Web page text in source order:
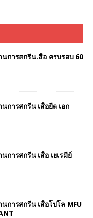
นการสกรีนเสื้อ ครบรอบ 60
นการสกรีน เสื้อยืด เอก
การสกรีน เสื้อ เยเรมีย์
นการสกรีน เสื้อโปโล MFU